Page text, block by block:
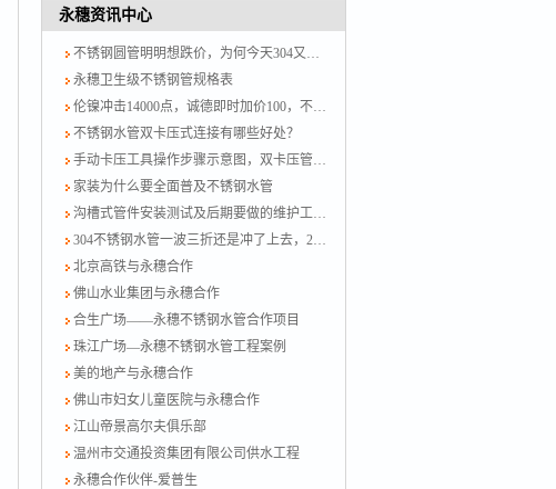
永穗资讯中心
不锈钢圆管明明想跌价，为何今天304又涨了？涨就对了，计划跟不上变化
永穗卫生级不锈钢管规格表
伦镍冲击14000点，诚德即时加价100，不锈钢水管厂家跟紧了别掉队！
不锈钢水管双卡压式连接有哪些好处？
手动卡压工具操作步骤示意图，双卡压管件链接方法图示
家装为什么要全面普及不锈钢水管
沟槽式管件安装测试及后期要做的维护工作？
304不锈钢水管一波三折还是冲了上去，201跟着节奏走，今日板卷市场涨50-100
北京高铁与永穗合作
佛山水业集团与永穗合作
合生广场——永穗不锈钢水管合作项目
珠江广场—永穗不锈钢水管工程案例
美的地产与永穗合作
佛山市妇女儿童医院与永穗合作
江山帝景高尔夫俱乐部
温州市交通投资集团有限公司供水工程
永穗合作伙伴-爱普生